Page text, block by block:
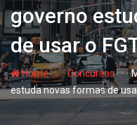
governo
de usar o
Home- hjConcursos- hj
estuda novas formas de